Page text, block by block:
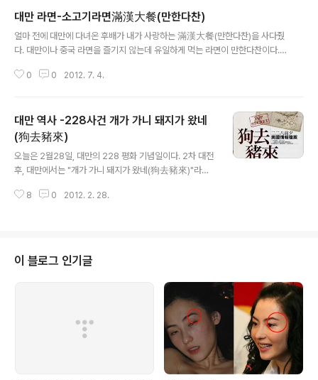
에 실패하고 대만으로 건너와 대만을 지배하고 있던 네덜
란드를 내쫓으면서 많은 중국인들이 대만에 들어오게 된
다. 중국은 이 사건을 대만의 첫번쨰 광복이라고 주장하고
편입시킨다. 1895년 중일갑오전쟁의 결과 중국과 일본은
대만 라면-소고기라면滿漢大餐(만한다찬)
얼마 전에 대만에 다녀온 후배가 내가 사랑하는 滿漢大餐(만한다찬)을 사다줬
다. 대만이나 중국 라면을 즐기지 않는데 유일하게 먹는 라면이 만한다찬이다.
데 대만 가서 먹어보곤 반하게 되었다.대만에 만한다찬 말고 다른 브랜드의 니
한 紅燒를 좋아하는데 이 두 라면 모두 紅燒의 방법으로.봉지를 뜯어보면,면
과 고기, 스프, 기름이 들어있다. 대만 라면은 모두 면발이 가늘어서 뚜껑있는 시
리얼 그릇에 담고 그냥 물을 부어 먹기도 한다. 면발이 가늘어 금방 익는다.만한
다찬의 가장 큰 특징은 고기..
0 0 2012. 7. 4.
대만 역사 -228사건 개가 가니 돼지가 왔네
(狗去豬來)
오늘은 2월28일, 대만의 228 평화 기념일이다. 2차 대전
후, 대만에서는 "개가 가니 돼지가 왔네(狗去豬來)"라는
난후 중국 공산당에게 패한 후 대만으로 건너온 국민당을
고 한다. 당시의 《台灣文化》라는 잡지에서는 : 본성인들
은 일본인들을 개라 부르는데 일본인들이 흉악하게 본성인
들을 괴롭혔기 때문이고, ...... 본성인들은 처음에 외성인들
을 존중했으나 후에 외성인들의 행동이 돼지와 같음을 발
견하게 되었다. 왜냐하면 돼지는 더럽고, 먹기만 하고 일은
하지 않고, 횡령을 일삼으며....
8 0 2012. 2. 28.
이 블로그 인기글